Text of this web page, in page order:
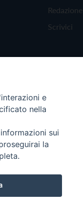
Redazione
Scrivici
e
nella
sui
la